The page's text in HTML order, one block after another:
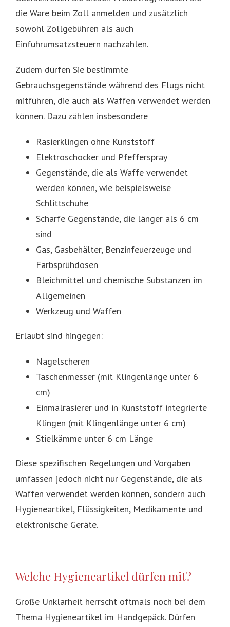
die Ware beim Zoll anmelden und zusätzlich
sowohl Zollgebühren als auch
Einfuhrumsatzsteuern nachzahlen.
Zudem dürfen Sie bestimmte
Gebrauchsgegenstände während des Flugs nicht
mitführen, die auch als Waffen verwendet werden
können. Dazu zählen insbesondere
Rasierklingen ohne Kunststoff
Elektroschocker und Pfefferspray
Gegenstände, die als Waffe verwendet
werden können, wie beispielsweise
Schlittschuhe
Scharfe Gegenstände, die länger als 6 cm
sind
Gas, Gasbehälter, Benzinfeuerzeuge und
Farbsprühdosen
Bleichmittel und chemische Substanzen im
Allgemeinen
Werkzeug und Waffen
Erlaubt sind hingegen:
Nagelscheren
Taschenmesser (mit Klingenlänge unter 6
cm)
Einmalrasierer und in Kunststoff integrierte
Klingen (mit Klingenlänge unter 6 cm)
Stielkämme unter 6 cm Länge
Diese spezifischen Regelungen und Vorgaben
umfassen jedoch nicht nur Gegenstände, die als
Waffen verwendet werden können, sondern auch
Hygieneartikel, Flüssigkeiten, Medikamente und
elektronische Geräte.
Welche Hygieneartikel dürfen mit?
Große Unklarheit herrscht oftmals noch bei dem
Thema Hygieneartikel im Handgepäck. Dürfen